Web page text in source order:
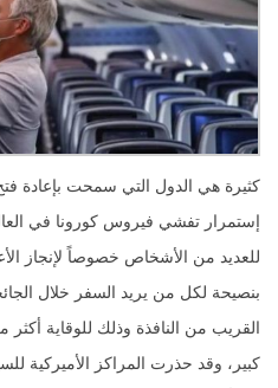
كثيرة هي الدول التي سمحت بإعادة
إستمرار تفشي فيروس كورونا في
للعديد من الأشخاص خصوصاً لإنجاز
بنصيحة لكل من يريد السفر خلال
القريب من النافذة وذلك للوقاية
كبير، وقد حذرت المراكز الأميركية